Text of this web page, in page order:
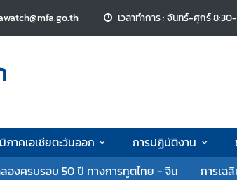
เวลาทำการ : จันทร์-ศุกร์
ภาคเอเชียตะวันออก การปฏิบัติงาน
องครบรอบ 50 ปี ทางการทูตไทย - จีน การเฉ